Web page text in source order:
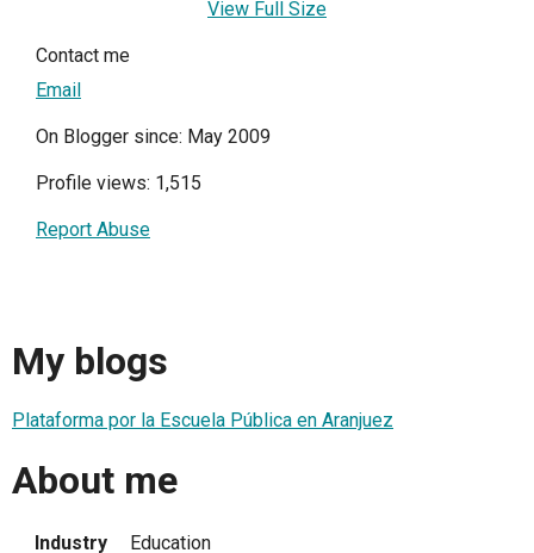
View Full Size
Contact me
Email
On Blogger since: May 2009
Profile views: 1,515
Report Abuse
My blogs
Plataforma por la Escuela Pública en Aranjuez
About me
Industry Education